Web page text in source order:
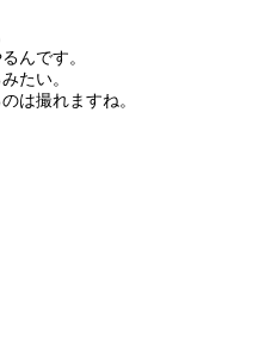
んです。
たい。
は撮れますね。